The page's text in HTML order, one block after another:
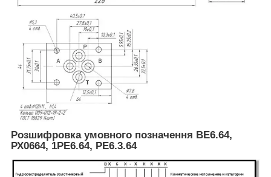
Розшифровка умовного позначення ВЕ6.64,
РХ0664, 1РЕ6.64, РЕ6.3.64